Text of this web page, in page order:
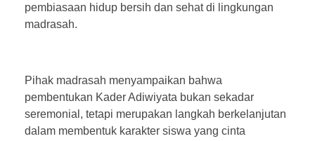
pembiasaan hidup bersih dan sehat di lingkungan
madrasah.
Pihak madrasah menyampaikan bahwa
pembentukan Kader Adiwiyata bukan sekadar
seremonial, tetapi merupakan langkah berkelanjutan
dalam membentuk karakter siswa yang cinta